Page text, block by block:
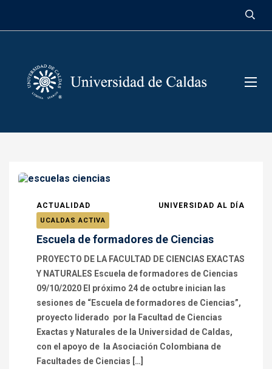
ACTUALIDAD UNIVERSIDAD AL DÍA
UCALDAS ACTIVA
Escuela de formadores de Ciencias
PROYECTO DE LA FACULTAD DE CIENCIAS EXACTAS
Y NATURALES Escuela de formadores de Ciencias
09/10/2020 El próximo 24 de octubre inician las
sesiones de “Escuela de formadores de Ciencias”,
proyecto liderado por la Facultad de Ciencias
Exactas y Naturales de la Universidad de Caldas,
con el apoyo de la Asociación Colombiana de
Facultades de Ciencias […]